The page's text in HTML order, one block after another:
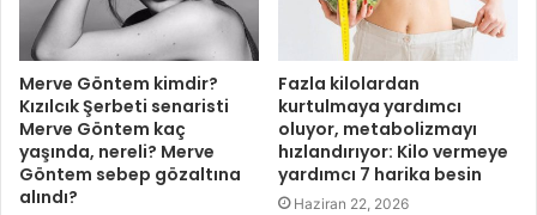
Merve Göntem kimdir?
Kızılcık Şerbeti senaristi
Merve Göntem kaç
yaşında, nereli? Merve
Göntem sebep gözaltına
alındı?
Fazla kilolardan
kurtulmaya yardımcı
oluyor, metabolizmayı
hızlandırıyor: Kilo vermeye
yardımcı 7 harika besin
Haziran 22, 2026